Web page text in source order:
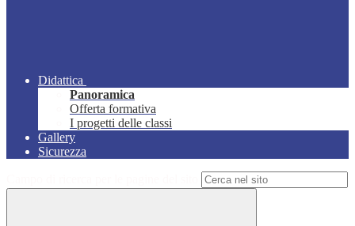
Didattica
Panoramica
Offerta formativa
I progetti delle classi
Gallery
Sicurezza